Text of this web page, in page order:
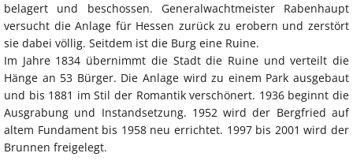
belagert und beschossen. Generalwachtmeister Rabenhaupt
versucht die Anlage für Hessen zurück zu erobern und zerstört
sie dabei völlig. Seitdem ist die Burg eine Ruine.
Im Jahre 1834 übernimmt die Stadt die Ruine und verteilt die
Hänge an 53 Bürger. Die Anlage wird zu einem Park ausgebaut
und bis 1881 im Stil der Romantik verschönert. 1936 beginnt die
Ausgrabung und Instandsetzung. 1952 wird der Bergfried auf
altem Fundament bis 1958 neu errichtet. 1997 bis 2001 wird der
Brunnen freigelegt.